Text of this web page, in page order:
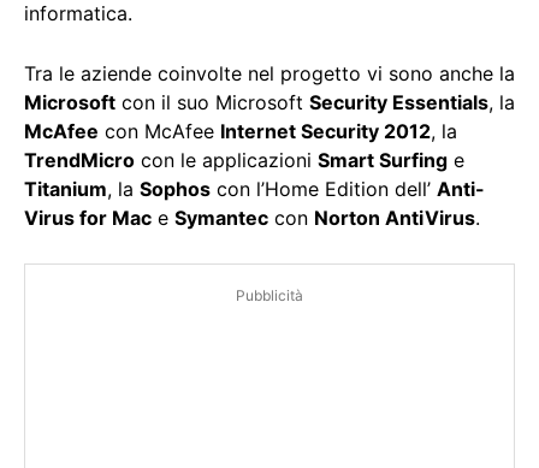
informatica.
Tra le aziende coinvolte nel progetto vi sono anche la
Microsoft con il suo Microsoft Security Essentials, la
McAfee con McAfee Internet Security 2012, la
TrendMicro con le applicazioni Smart Surfing e
Titanium, la Sophos con l’Home Edition dell’ Anti-
Virus for Mac e Symantec con Norton AntiVirus.
Pubblicità